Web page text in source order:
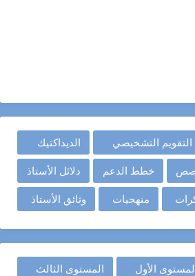
التقويم التشخيصي الديداكتيك
خطط الدعم دلائل الأستاذ
منهجيات وثائق الأستاذ
الأول المستوى الثالث